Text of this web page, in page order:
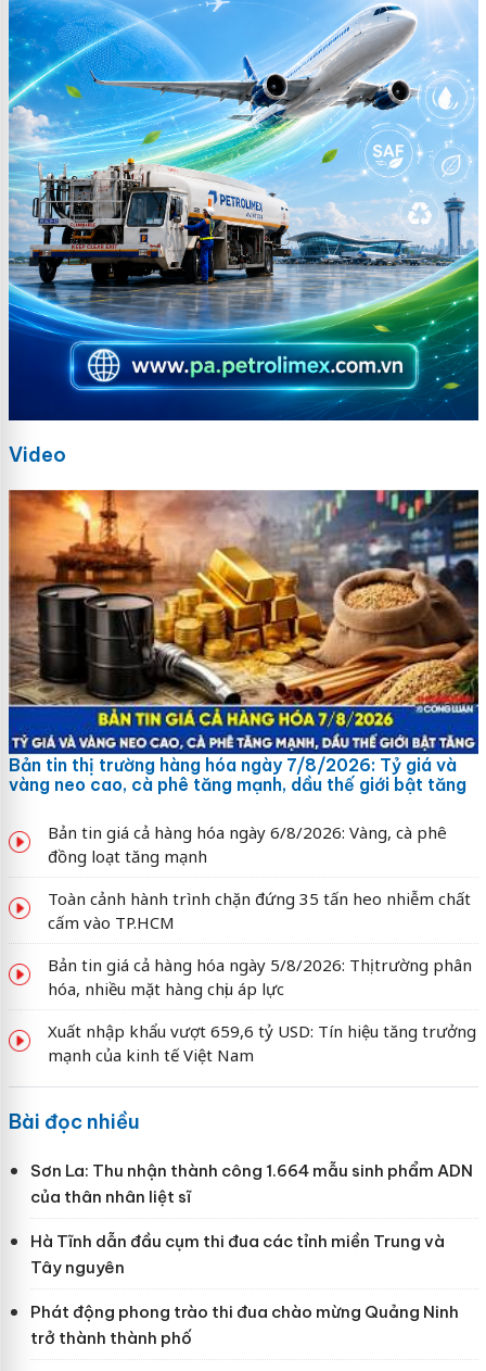
Video
Bản tin thị trường hàng hóa ngày 7/8/2026: Tỷ giá và
vàng neo cao, cà phê tăng mạnh, dầu thế giới bật tăng
Bản tin giá cả hàng hóa ngày 6/8/2026: Vàng, cà phê
đồng loạt tăng mạnh
Toàn cảnh hành trình chặn đứng 35 tấn heo nhiễm chất
cấm vào TP.HCM
Bản tin giá cả hàng hóa ngày 5/8/2026: Thị trường phân
hóa, nhiều mặt hàng chịu áp lực
Xuất nhập khẩu vượt 659,6 tỷ USD: Tín hiệu tăng trưởng
mạnh của kinh tế Việt Nam
Bài đọc nhiều
Sơn La: Thu nhận thành công 1.664 mẫu sinh phẩm ADN
của thân nhân liệt sĩ
Hà Tĩnh dẫn đầu cụm thi đua các tỉnh miền Trung và
Tây nguyên
Phát động phong trào thi đua chào mừng Quảng Ninh
trở thành thành phố